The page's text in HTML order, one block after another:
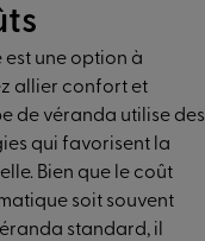
une option à
allier confort et
de véranda utilise des
qui favorisent la
Bien que le coût
soit souvent
standard, il